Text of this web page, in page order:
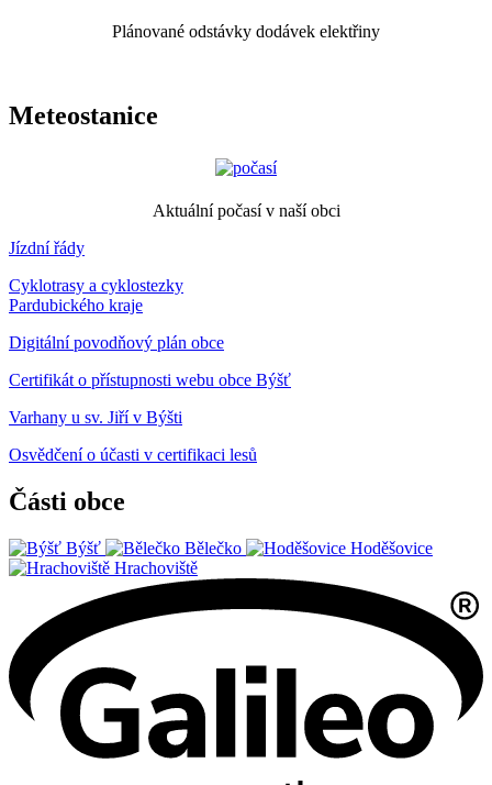
Plánované odstávky dodávek elektřiny
Meteostanice
Aktuální počasí v naší obci
Jízdní řády
Cyklotrasy a cyklostezky
Pardubického kraje
Digitální povodňový plán obce
Certifikát o přístupnosti webu obce Býšť
Varhany u sv. Jiří v Býšti
Osvědčení o účasti v certifikaci lesů
Části obce
Býšť Bělečko
Hoděšovice
Hrachoviště